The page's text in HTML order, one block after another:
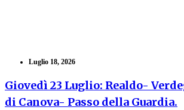
Luglio 18, 2026
Giovedì 23 Luglio: Realdo-
di Canova- Passo della Guardia.